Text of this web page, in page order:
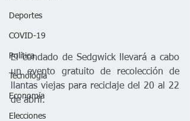
Deportes
COVID-19
Política
Tecnología
Economía
Elecciones
El condado de Sedgwick llevará a cabo
un evento gratuito de recolección de
llantas viejas para reciclaje del 20 al 22
de abril.